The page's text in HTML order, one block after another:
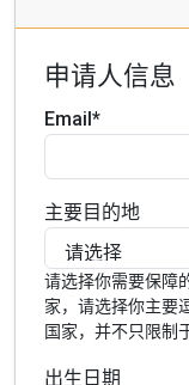
申请人信息
Email*
主要目的地
请选择你需要保障
家，请选择你主要
国家，并不只限制
出生日期